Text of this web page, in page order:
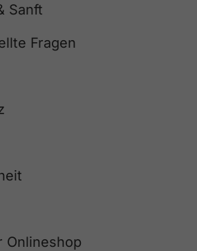
Sanft
Fragen
Onlineshop